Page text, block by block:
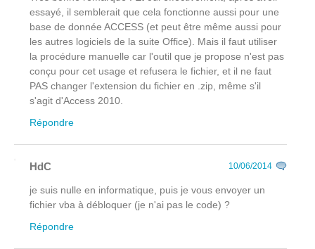
essayé, il semblerait que cela fonctionne aussi pour une
base de donnée ACCESS (et peut être même aussi pour
les autres logiciels de la suite Office). Mais il faut utiliser
la procédure manuelle car l'outil que je propose n'est pas
conçu pour cet usage et refusera le fichier, et il ne faut
PAS changer l'extension du fichier en .zip, même s'il
s'agit d'Access 2010.
Répondre
HdC 10/06/2014
je suis nulle en informatique, puis je vous envoyer un
fichier vba à débloquer (je n'ai pas le code) ?
Répondre